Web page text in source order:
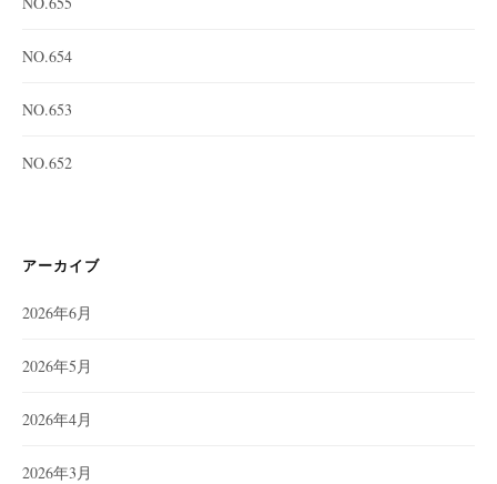
NO.654
NO.653
NO.652
アーカイブ
2026年6月
2026年5月
2026年4月
2026年3月